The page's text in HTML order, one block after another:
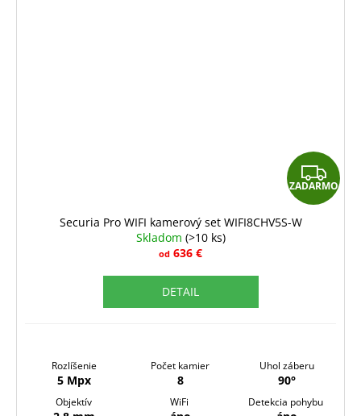
Z
A
ZADARMO
Securia Pro WIFI kamerový set WIFI8CHV5S-W
Skladom (>10 ks)
od 636 €
DETAIL
Rozlíšenie
5 Mpx
Počet kamier
8
Uhol záberu
90°
Objektív WiFi Detekcia pohybu